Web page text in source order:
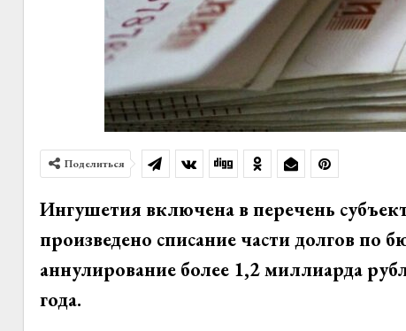
Поделиться
Ингушетия включена в перечень
произведено списание части долгов
аннулирование более 1,2 миллиарда
года.